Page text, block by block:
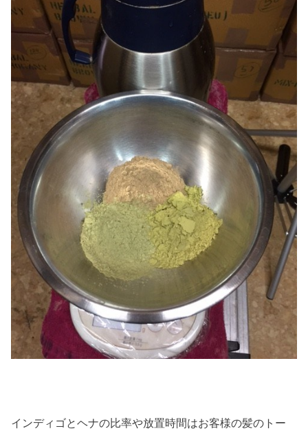
インディゴとヘナの比率や放置時間はお客様の髪のトー